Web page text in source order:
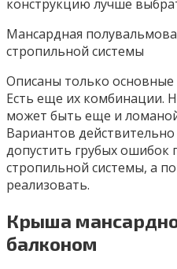
Мансардная
стропильной системы
Описаны только
Есть еще их комбинации.
может быть еще и
Вариантов
допустить грубых ошибок
стропильной системы, а
реализовать.
Крыша
балконом